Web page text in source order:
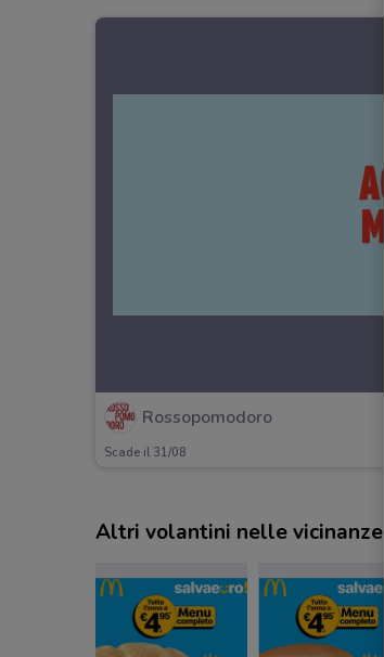
Rossopomodoro
Scade il 31/08
Altri volantini nelle vicinanze